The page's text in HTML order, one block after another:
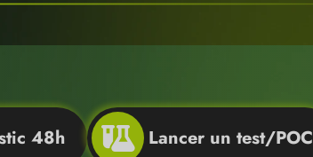
48h Lancer un test/POC